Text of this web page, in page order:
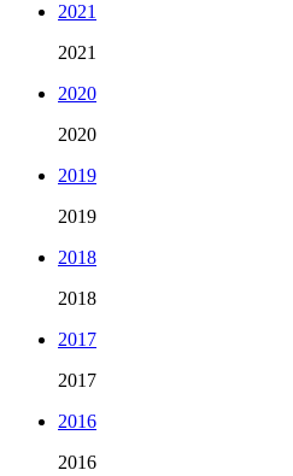
2021
2021
2020
2020
2019
2019
2018
2018
2017
2017
2016
2016